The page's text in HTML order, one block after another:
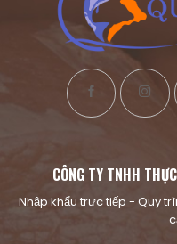
CÔNG TY TNHH
Nhập khẩu trực tiếp - Quy